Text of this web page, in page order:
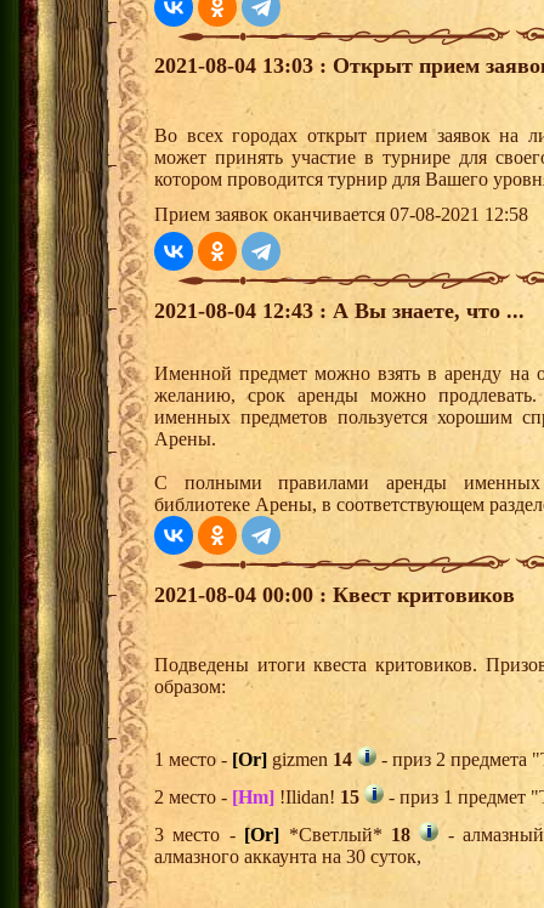
2021-08-04 13:03 : Открыт прием
Во всех городах открыт прием заявок на
может принять участие в турнире для
котором проводится турнир для Вашего
Прием заявок оканчивается 07-08-2021 12:58
2021-08-04 12:43 : А Вы знаете, что ...
Именной предмет можно взять в аренду на
желанию, срок аренды можно
именных предметов пользуется хорошим
Арены.
С полными правилами аренды именных
библиотеке Арены, в соответствующем
2021-08-04 00:00 : Квест критовиков
Подведены итоги квеста критовиков.
образом:
1 место - [Or] gizmen 14
- приз 2 предмета
2 место - [Hm] !Ilidan! 15
- приз 1 предмет
3 место - [Or] *Светлый* 18
-
алмазного аккаунта на 30 суток,